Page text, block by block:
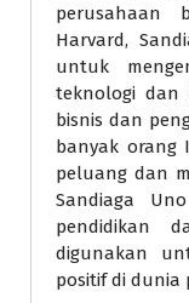
perusahaan
Harvard,
untuk
teknologi dan
bisnis dan
banyak orang
peluang dan
Sandiaga
pendidikan
digunakan
positif di dunia